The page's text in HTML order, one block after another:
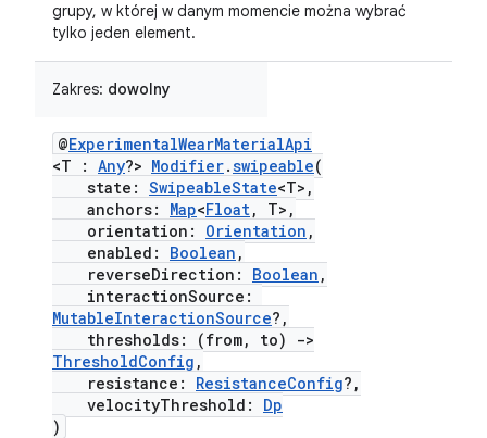
grupy, w której w danym momencie można wybrać
tylko jeden element.
Zakres: dowolny
@ExperimentalWearMaterialApi
<T : Any?> Modifier.swipeable(
state: SwipeableState<T>,
anchors: Map<Float, T>,
orientation: Orientation ,
enabled: Boolean ,
reverseDirection: Boolean ,
interactionSource:
MutableInteractionSource?,
thresholds: (from, to)
->
ThresholdConfig ,
resistance: ResistanceConfig?,
velocityThreshold: Dp
)